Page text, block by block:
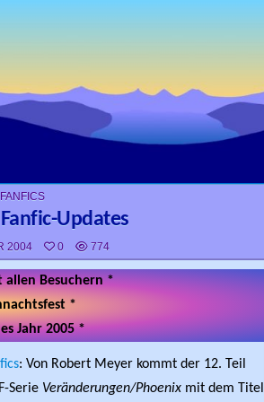
FANFICS
Updates
2004 0 774
allen Besuchern *
*
Jahr 2005 *
: Von Robert Meyer kommt der 12. Teil
Serie Veränderungen/Phoenixmit dem Titel